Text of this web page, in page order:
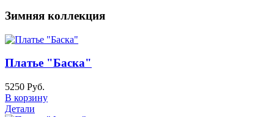
Зимняя коллекция
Платье "Баска"
5250 Руб.
В корзину
Детали